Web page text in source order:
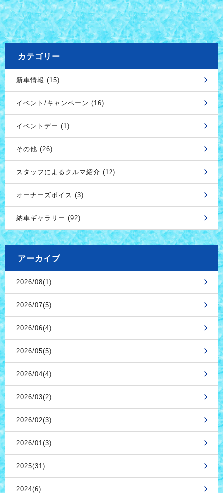
カテゴリー
新車情報 (15)
イベント/キャンペーン (16)
イベントデー (1)
その他 (26)
スタッフによるクルマ紹介 (12)
オーナーズボイス (3)
納車ギャラリー (92)
アーカイブ
2026/08(1)
2026/07(5)
2026/06(4)
2026/05(5)
2026/04(4)
2026/03(2)
2026/02(3)
2026/01(3)
2025(31)
2024(6)